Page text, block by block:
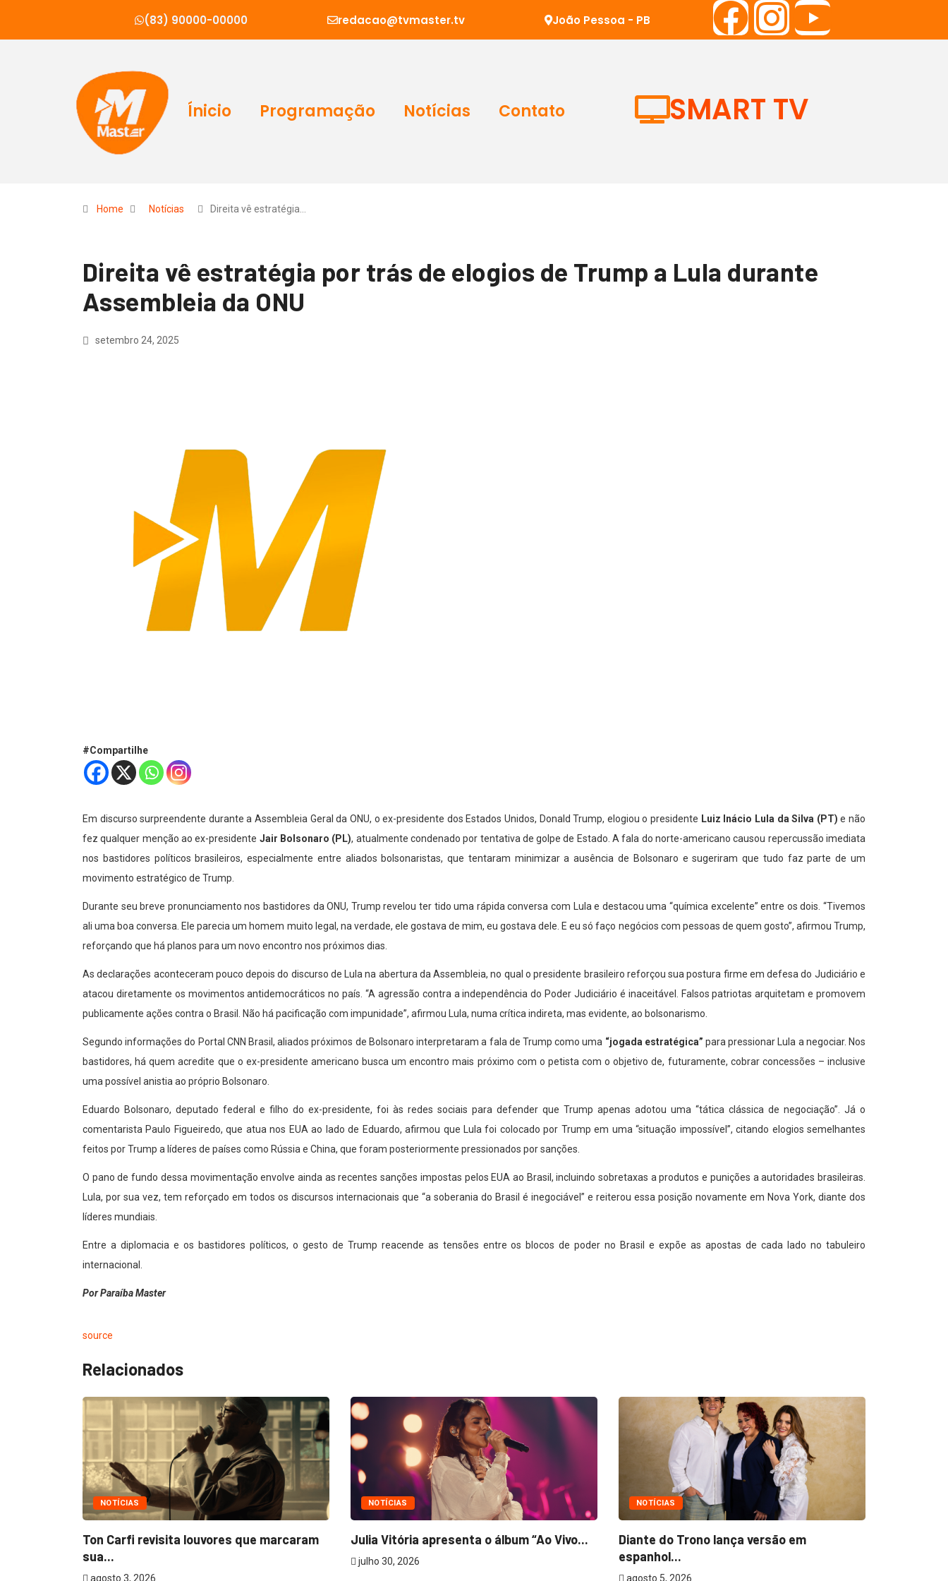
(83) 90000-00000 redacao@tvmaster.tv João Pessoa - PB
Ínicio Programação Notícias Contato SMART TV
Home Notícias Direita vê estratégia…
Direita vê estratégia por trás de elogios de Trump a Lula durante
Assembleia da ONU
setembro 24, 2025
#Compartilhe
Em discurso surpreendente durante a Assembleia Geral da ONU, o ex-presidente dos Estados Unidos, Donald Trump, elogiou o presidente Luiz Inácio Lula da Silva (PT) e não
fez qualquer menção ao ex-presidente Jair Bolsonaro (PL), atualmente condenado por tentativa de golpe de Estado. A fala do norte-americano causou repercussão imediata
nos bastidores políticos brasileiros, especialmente entre aliados bolsonaristas, que tentaram minimizar a ausência de Bolsonaro e sugeriram que tudo faz parte de um
movimento estratégico de Trump.
Durante seu breve pronunciamento nos bastidores da ONU, Trump revelou ter tido uma rápida conversa com Lula e destacou uma “química excelente” entre os dois. “Tivemos
ali uma boa conversa. Ele parecia um homem muito legal, na verdade, ele gostava de mim, eu gostava dele. E eu só faço negócios com pessoas de quem gosto”, afirmou Trump,
reforçando que há planos para um novo encontro nos próximos dias.
As declarações aconteceram pouco depois do discurso de Lula na abertura da Assembleia, no qual o presidente brasileiro reforçou sua postura firme em defesa do Judiciário e
atacou diretamente os movimentos antidemocráticos no país. “A agressão contra a independência do Poder Judiciário é inaceitável. Falsos patriotas arquitetam e promovem
publicamente ações contra o Brasil. Não há pacificação com impunidade”, afirmou Lula, numa crítica indireta, mas evidente, ao bolsonarismo.
Segundo informações do Portal CNN Brasil, aliados próximos de Bolsonaro interpretaram a fala de Trump como uma “jogada estratégica” para pressionar Lula a negociar. Nos
bastidores, há quem acredite que o ex-presidente americano busca um encontro mais próximo com o petista com o objetivo de, futuramente, cobrar concessões – inclusive
uma possível anistia ao próprio Bolsonaro.
Eduardo Bolsonaro, deputado federal e filho do ex-presidente, foi às redes sociais para defender que Trump apenas adotou uma “tática clássica de negociação”. Já o
comentarista Paulo Figueiredo, que atua nos EUA ao lado de Eduardo, afirmou que Lula foi colocado por Trump em uma “situação impossível”, citando elogios semelhantes
feitos por Trump a líderes de países como Rússia e China, que foram posteriormente pressionados por sanções.
O pano de fundo dessa movimentação envolve ainda as recentes sanções impostas pelos EUA ao Brasil, incluindo sobretaxas a produtos e punições a autoridades brasileiras.
Lula, por sua vez, tem reforçado em todos os discursos internacionais que “a soberania do Brasil é inegociável” e reiterou essa posição novamente em Nova York, diante dos
líderes mundiais.
Entre a diplomacia e os bastidores políticos, o gesto de Trump reacende as tensões entre os blocos de poder no Brasil e expõe as apostas de cada lado no tabuleiro
internacional.
Por Paraíba Master
source
Relacionados
NOTÍCIAS
Ton Carfi revisita louvores que marcaram
sua...
agosto 3, 2026
NOTÍCIAS
Julia Vitória apresenta o álbum “Ao Vivo...
julho 30, 2026
NOTÍCIAS
Diante do Trono lança versão em
espanhol...
agosto 5, 2026